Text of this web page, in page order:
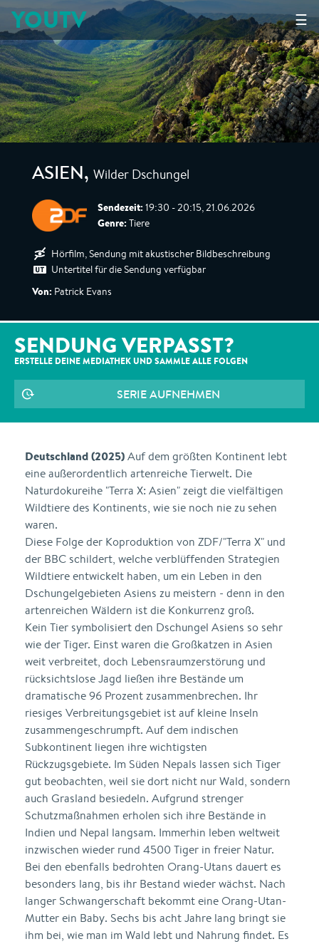
☰
YOUTV
ASIEN, Wilder Dschungel
Sendezeit: 19:30 - 20:15, 21.06.2026
Genre: Tiere
Hörfilm, Sendung mit akustischer Bildbeschreibung
Untertitel für die Sendung verfügbar
Von: Patrick Evans
SENDUNG VERPASST?
ERSTELLE DEINE MEDIATHEK UND SAMMLE ALLE FOLGEN
SERIE AUFNEHMEN
Deutschland (2025)Auf dem größten Kontinent lebt
eine außerordentlich artenreiche Tierwelt. Die
Naturdokureihe "Terra X: Asien" zeigt die vielfältigen
Wildtiere des Kontinents, wie sie noch nie zu sehen
waren.
Diese Folge der Koproduktion von ZDF/"Terra X" und
der BBC schildert, welche verblüffenden Strategien
Wildtiere entwickelt haben, um ein Leben in den
Dschungelgebieten Asiens zu meistern - denn in den
artenreichen Wäldern ist die Konkurrenz groß.
Kein Tier symbolisiert den Dschungel Asiens so sehr
wie der Tiger. Einst waren die Großkatzen in Asien
weit verbreitet, doch Lebensraumzerstörung und
rücksichtslose Jagd ließen ihre Bestände um
dramatische 96 Prozent zusammenbrechen. Ihr
riesiges Verbreitungsgebiet ist auf kleine Inseln
zusammengeschrumpft. Auf dem indischen
Subkontinent liegen ihre wichtigsten
Rückzugsgebiete. Im Süden Nepals lassen sich Tiger
gut beobachten, weil sie dort nicht nur Wald, sondern
auch Grasland besiedeln. Aufgrund strenger
Schutzmaßnahmen erholen sich ihre Bestände in
Indien und Nepal langsam. Immerhin leben weltweit
inzwischen wieder rund 4500 Tiger in freier Natur.
Bei den ebenfalls bedrohten Orang-Utans dauert es
besonders lang, bis ihr Bestand wieder wächst. Nach
langer Schwangerschaft bekommt eine Orang-Utan-
Mutter ein Baby. Sechs bis acht Jahre lang bringt sie
ihm bei, wie man im Wald lebt und Nahrung findet. Es